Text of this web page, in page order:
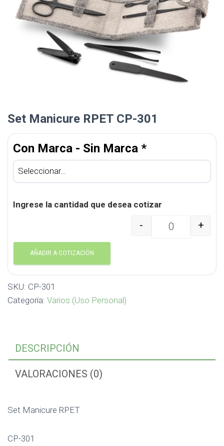
Set Manicure RPET CP-301
Con Marca - Sin Marca *
Ingrese la cantidad que desea cotizar
Set Manicure RPET
- +
AÑADIR A COTIZACIÓN
SKU: CP-301
Categoría: Varios (Uso Personal)
DESCRIPCIÓN
VALORACIONES (0)
Set Manicure RPET
CP-301